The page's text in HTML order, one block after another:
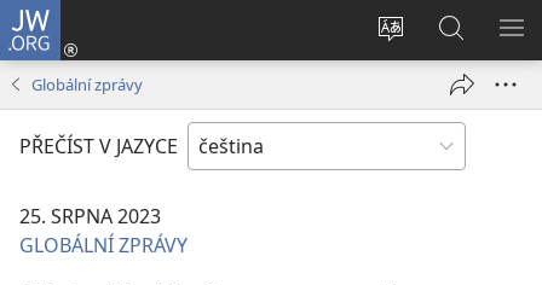
JW.ORG
Změnit
stránek
Přihlásit
se
okno)
Hledat
na
JW.ORG
Globální zprávy
PŘEČÍST V JAZYCE
25. SRPNA 2023
GLOBÁLNÍ ZPRÁVY